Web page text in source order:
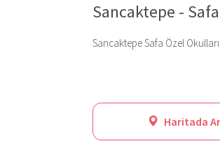
Sancaktepe -
Sancaktepe Safa Özel
Haritada